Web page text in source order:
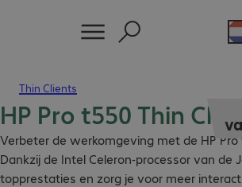
Thin Clients
HP Pro t550 Thin
Verbeter de werkomgeving met de HP Pro
Dankzij de Intel Celeron-processor van de
topprestaties en zorg je voor meer